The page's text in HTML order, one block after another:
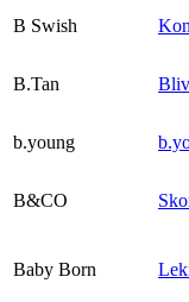
B Swish
B.Tan
b.young
B&CO
Baby Born